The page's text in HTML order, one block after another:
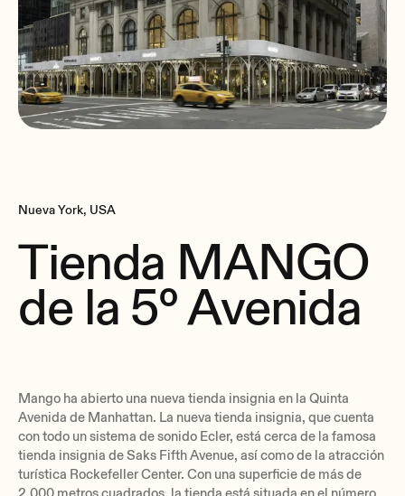
Nueva York, USA
Tienda MANGO
de la 5º Avenida
Mango ha abierto una nueva tienda insignia en la Quinta
Avenida de Manhattan. La nueva tienda insignia, que cuenta
con todo un sistema de sonido Ecler, está cerca de la famosa
tienda insignia de Saks Fifth Avenue, así como de la atracción
turística Rockefeller Center. Con una superficie de más de